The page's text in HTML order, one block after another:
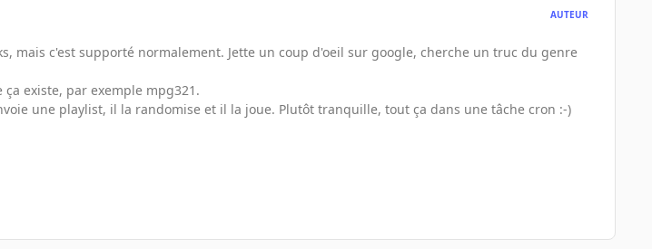
AUTEUR
mais c'est supporté normalement. Jette un coup d'oeil sur google, cherche un truc du genre
existe, par exemple mpg321.
une playlist, il la randomise et il la joue. Plutôt tranquille, tout ça dans une tâche cron :-)